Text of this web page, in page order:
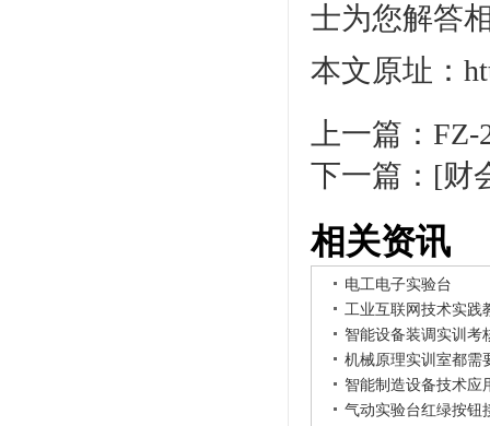
士为您解答
本文原址：
上一篇： FZ-
下一篇： [财
相关资讯
电工电子实验台
工业互联网技术实践
智能设备装调实训考
机械原理实训室都需
智能制造设备技术应
气动实验台红绿按钮